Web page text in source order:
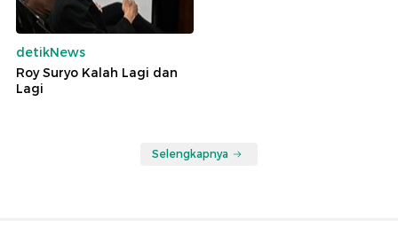
detikNews
Roy Suryo Kalah Lagi dan
Lagi
Selengkapnya